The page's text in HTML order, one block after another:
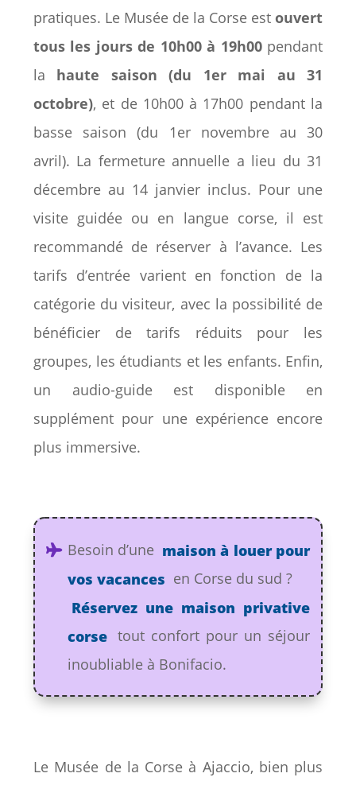
pratiques. Le Musée de la Corse est ouvert
tous les jours de 10h00 à 19h00pendant
la haute saison (du 1er mai au 31
octobre), et de 10h00 à 17h00 pendant la
basse saison (du 1er novembre au 30
avril). La fermeture annuelle a lieu du 31
décembre au 14 janvier inclus. Pour une
visite guidée ou en langue corse, il est
recommandé de réserver à l’avance. Les
tarifs d’entrée varient en fonction de la
catégorie du visiteur, avec la possibilité de
bénéficier de tarifs réduits pour les
groupes, les étudiants et les enfants. Enfin,
un audio-guide est disponible en
supplément pour une expérience encore
plus immersive.
Besoin d’une maison à louer pour
vos vacances en Corse du sud ?
Réservez une maison privative
corse tout confort pour un séjour
inoubliable à Bonifacio.
Le Musée de la Corse à Ajaccio, bien plus